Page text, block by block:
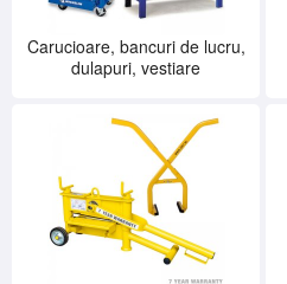
Carucioare, bancuri de lucru,
dulapuri, vestiare